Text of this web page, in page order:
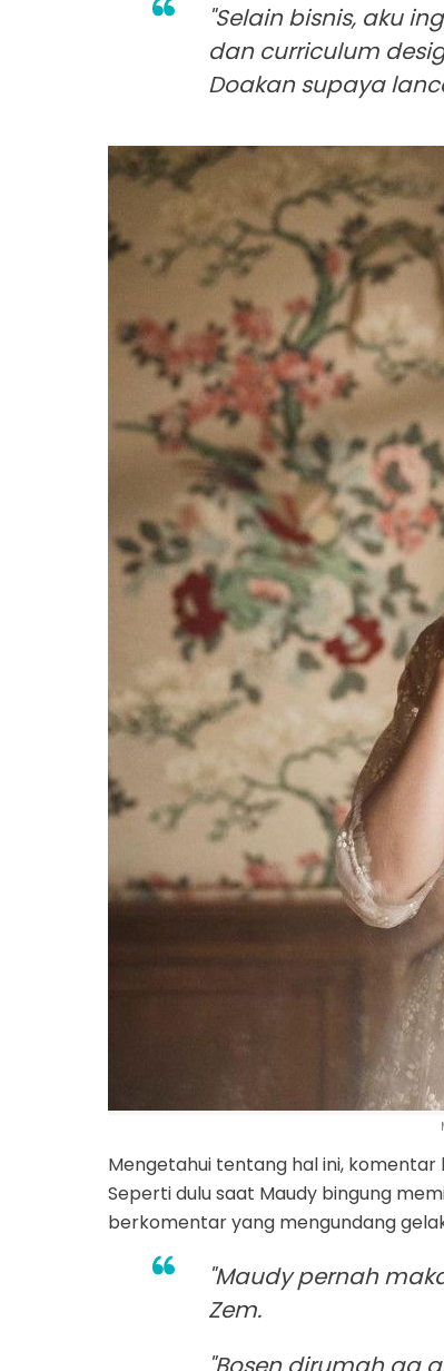
"Selain bisnis, aku
dan curriculum
Doakan supaya
Mengetahui tentang hal ini,
Seperti dulu saat Maudy bingung
berkomentar yang mengundang
"Maudy pernah
Zem.